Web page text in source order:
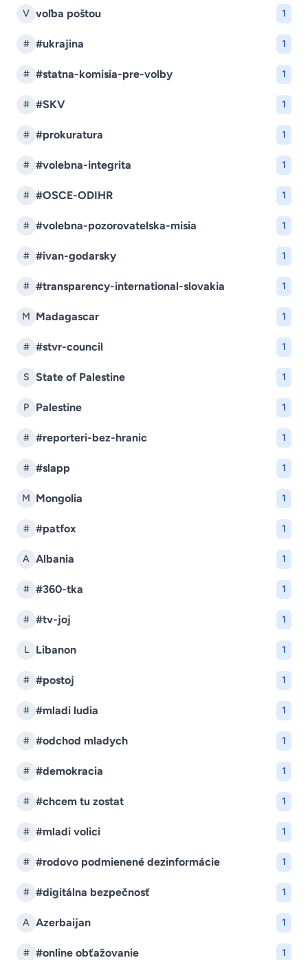
V voľba poštou 1
# #ukrajina 1
# #statna-komisia-pre-volby 1
# #SKV 1
# #prokuratura 1
# #volebna-integrita 1
# #OSCE-ODIHR 1
# #volebna-pozorovatelska-misia 1
# #ivan-godarsky 1
# #transparency-international-slovakia 1
M Madagascar 1
# #stvr-council 1
S State of Palestine 1
P Palestine 1
# #reporteri-bez-hranic 1
# #slapp 1
M Mongolia 1
# #patfox 1
A Albania 1
# #360-tka 1
# #tv-joj 1
L Libanon 1
# #postoj 1
# #mladi ludia 1
# #odchod mladych 1
# #demokracia 1
# #chcem tu zostat 1
# #mladi volici 1
# #rodovo podmienené dezinformácie 1
# #digitálna bezpečnosť 1
A Azerbaijan 1
# #online obťažovanie 1